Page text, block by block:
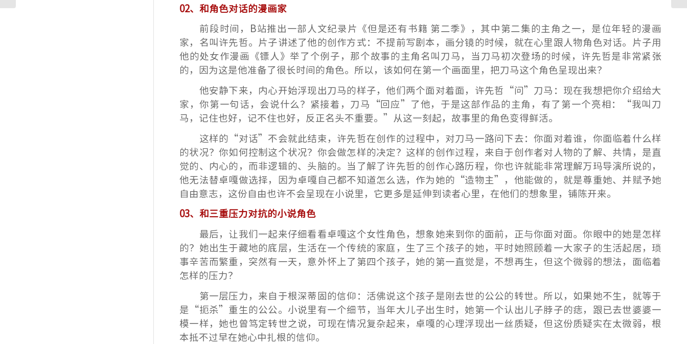
02、和角色对话的漫画家
前段时间，B站推出一部人文纪录片《但是还有书籍 第二季》，其中第二集的主角之一，是位年轻的漫画
家，名叫许先哲。片子讲述了他的创作方式：不提前写剧本，画分镜的时候，就在心里跟人物角色对话。 片子用
他的处女作漫画《镖人》举了个例子，那个故事的主角名叫刀马，当刀马初次登场的时候，许先哲是非常紧张
的，因为这是他准备了很长时间的角色。所以，该如何在第一个画面里，把刀马这个角色呈现出来？
他安静下来，内心开始浮现出刀马的样子，他们两个面对着面，许先哲“问”刀马：现在我想把你介绍给大
家，你第一句话，会说什么？ 紧接着，刀马“回应”了他，于是这部作品的主角，有了第一个亮相：“我叫刀
马，记住也好，记不住也好，反正名头不重要。”从这一刻起，故事里的角色变得鲜活。
这样的“对话”不会就此结束，许先哲在创作的过程中，对刀马一路问下去：你面对着谁，你面临着什么样
的状况？你如何控制这个状况？你会做怎样的决定？这样的创作过程，来自于创作者对人物的了解、共情，是直
觉的、内心的，而非逻辑的、头脑的。 当了解了许先哲的创作心路历程，你也许就能非常理解万玛导演所说的，
他无法替卓嘎做选择，因为卓嘎自己都不知道怎么选，作为她的“造物主”，他能做的，就是尊重她、并赋予她
自由意志，这份自由也许不会呈现在小说里，它更多是延伸到读者心里，在他们的想象里，铺陈开来。
03、和三重压力对抗的小说角色
最后，让我们一起来仔细看看卓嘎这个女性角色，想象她来到你的面前，正与你面对面。你眼中的她是怎样
的？ 她出生于藏地的底层，生活在一个传统的家庭，生了三个孩子的她，平时她照顾着一大家子的生活起居，琐
事辛苦而繁重，突然有一天，意外怀上了第四个孩子，她的第一直觉是，不想再生，但这个微弱的想法，面临着
怎样的压力？
第一层压力，来自于根深蒂固的信仰：活佛说这个孩子是刚去世的公公的转世。所以，如果她不生，就等于
是“扼杀”重生的公公。小说里有一个细节，当年大儿子出生时，她第一个认出儿子脖子的痣，跟已去世婆婆一
模一样，她也曾笃定转世之说，可现在情况复杂起来，卓嘎的心理浮现出一丝质疑，但这份质疑实在太微弱，根
本抵不过早在她心中扎根的信仰。